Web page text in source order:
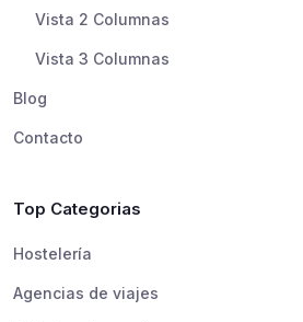
Vista 2 Columnas
Vista 3 Columnas
Blog
Contacto
Top Categorias
Hostelería
Agencias de viajes